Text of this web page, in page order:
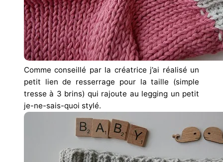
Comme conseillé par la créatrice j’ai réalisé un
petit lien de resserrage pour la taille (simple
tresse à 3 brins) qui rajoute au legging un petit
je-ne-sais-quoi stylé.